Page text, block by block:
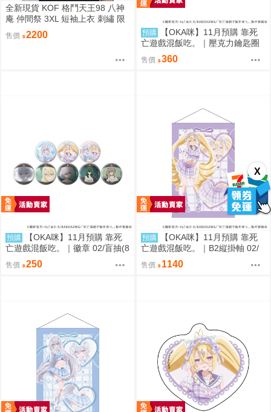
X
全新現貨 KOF 格鬥天王98 八神
庵 仲間祭 3XL 短袖上衣 刺繡 限
定聯名
售價 2200 預購
【OKA咪】11月預購 靠死
亡遊戲混飯吃。｜壓克力鑰匙圈
02/盲抽(8種)(官方&新繪插畫) 隨
機一款
售價 360
預購
【OKA咪】11月預購 靠死
亡遊戲混飯吃。｜徽章 02/盲抽(8
種)(官方&新繪插畫) 隨機一款
售價 250
預購
【OKA咪】11月預購 靠死
亡遊戲混飯吃。｜B2縦掛軸 02/
(新繪插畫) (御城)
售價 1140